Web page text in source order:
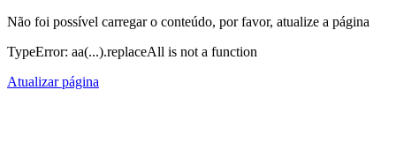
Não foi possível carregar o conteúdo, por favor, atualize a página
TypeError: aa(...).replaceAll is not a function
Atualizar página